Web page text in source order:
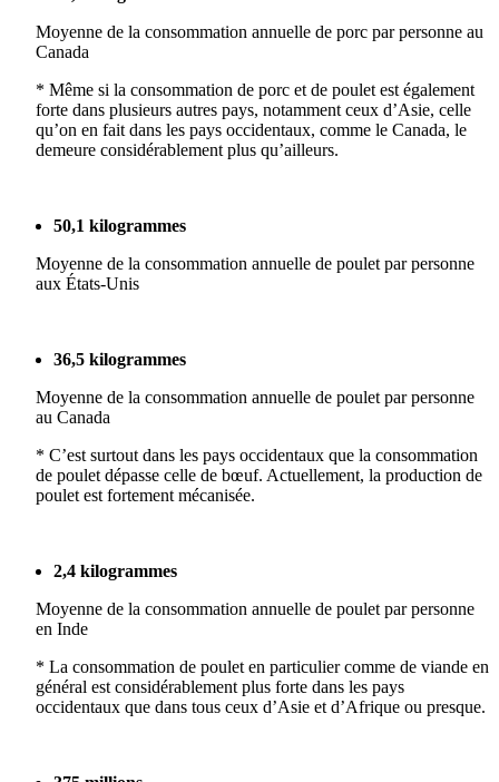
Moyenne de la consommation annuelle de porc par personne au
Canada
* Même si la consommation de porc et de poulet est également
forte dans plusieurs autres pays, notamment ceux d’Asie, celle
qu’on en fait dans les pays occidentaux, comme le Canada, le
demeure considérablement plus qu’ailleurs.
50,1 kilogrammes
Moyenne de la consommation annuelle de poulet par personne
aux États-Unis
36,5 kilogrammes
Moyenne de la consommation annuelle de poulet par personne
au Canada
* C’est surtout dans les pays occidentaux que la consommation
de poulet dépasse celle de bœuf. Actuellement, la production de
poulet est fortement mécanisée.
2,4 kilogrammes
Moyenne de la consommation annuelle de poulet par personne
en Inde
* La consommation de poulet en particulier comme de viande en
général est considérablement plus forte dans les pays
occidentaux que dans tous ceux d’Asie et d’Afrique ou presque.